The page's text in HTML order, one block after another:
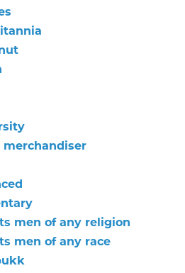
merchandiser
men of any religion
men of any race